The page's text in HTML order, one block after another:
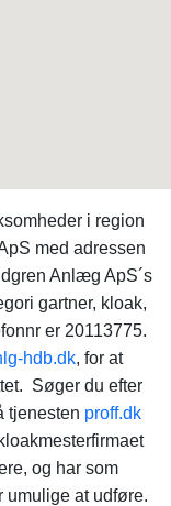
i region
med adressen
Anlæg ApS´s
gartner, kloak,
er 20113775.
hdb.dk, for at
Søger du efter
tjenesten proff.dk
og har som
umulige at udføre.